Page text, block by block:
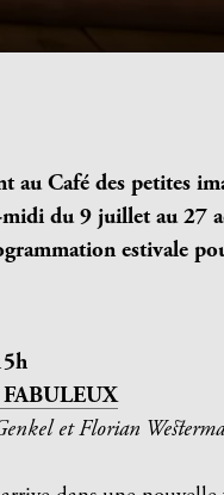
au Café des petites
midi du 9 juillet au 27
estivale
et Florian